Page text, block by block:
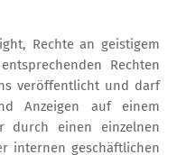
Rechte an geistigem
Rechten
veröffentlicht und darf
Anzeigen auf einem
durch einen einzelnen
internen geschäftlichen